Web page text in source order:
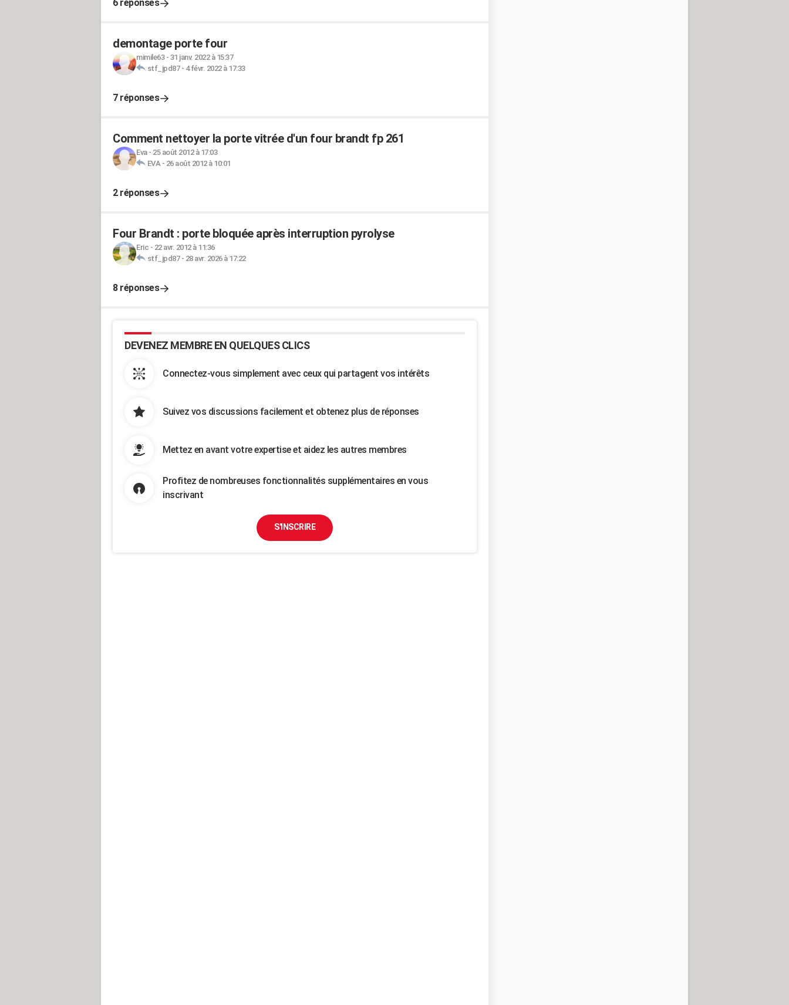
6 réponses
demontage porte four
mimile63- 31 janv. 2022 à 15:37
stf_jpd87- 4 févr. 2022 à 17:33
7 réponses
Comment nettoyer la porte vitrée d'un four brandt fp 261
Eva- 25 août 2012 à 17:03
EVA- 26 août 2012 à 10:01
2 réponses
Four Brandt : porte bloquée après interruption pyrolyse
Eric - 22 avr. 2012 à 11:36
stf_jpd87- 28 avr. 2026 à 17:22
8 réponses
DEVENEZ MEMBRE EN QUELQUES CLICS
Connectez-vous simplement avec ceux qui partagent vos intérêts
Suivez vos discussions facilement et obtenez plus de réponses
Mettez en avant votre expertise et aidez les autres membres
Profitez de nombreuses fonctionnalités supplémentaires en vous
inscrivant
S'INSCRIRE